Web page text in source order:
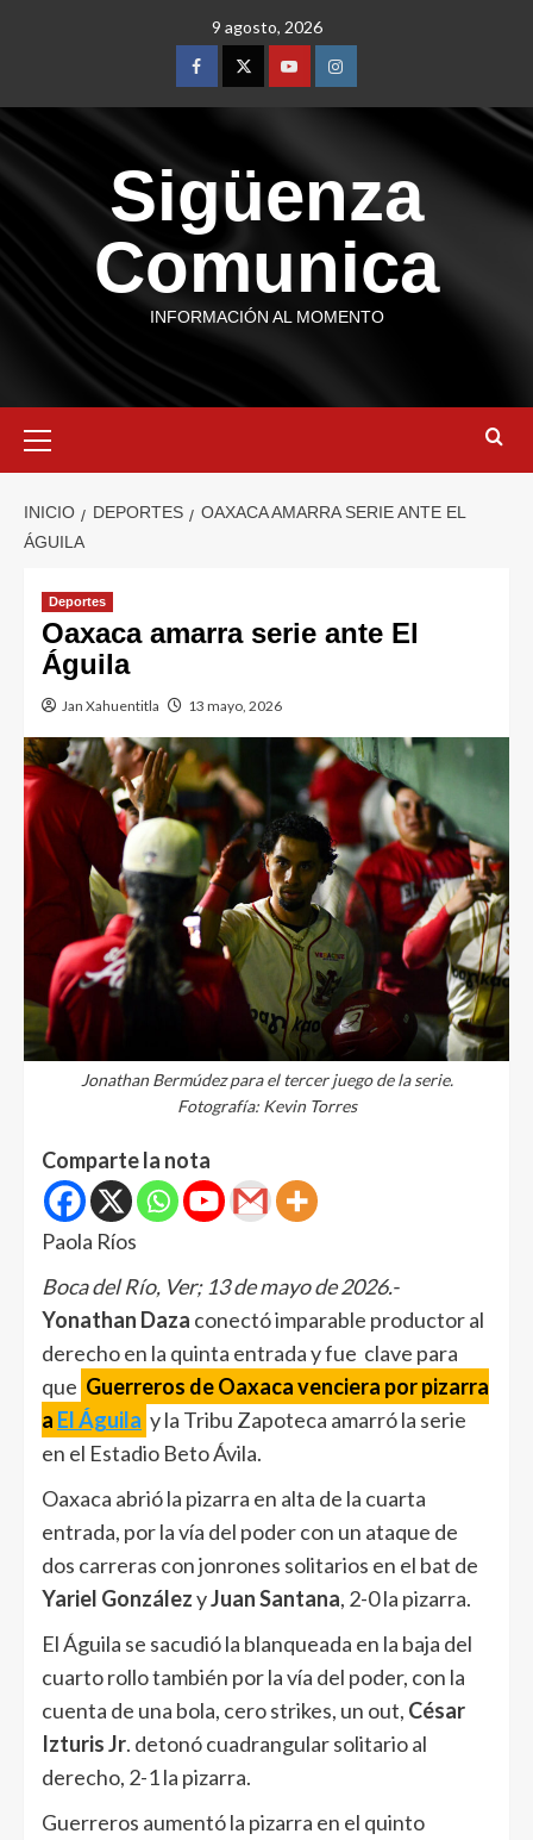
9 agosto, 2026
Sigüenza
Comunica
INFORMACIÓN AL MOMENTO
INICIO DEPORTES
OAXACA AMARRA SERIE ANTE EL
ÁGUILA
Deportes
Oaxaca amarra serie ante El
Águila
Jan Xahuentitla 13 mayo, 2026
Jonathan Bermúdez para el tercer juego de la serie.
Fotografía: Kevin Torres
Comparte la nota
Paola Ríos
Boca del Río, Ver; 13 de mayo de 2026.-
Yonathan Daza conectó imparable productor al
derecho en la quinta entrada y fue clave para
que Guerreros de Oaxaca venciera por pizarra
a El Águila y la Tribu Zapoteca amarró la serie
en el Estadio Beto Ávila.
Oaxaca abrió la pizarra en alta de la cuarta
entrada, por la vía del poder con un ataque de
dos carreras con jonrones solitarios en el bat de
Yariel GonzálezyJuan Santana, 2-0 la pizarra.
El Águila se sacudió la blanqueada en la baja del
cuarto rollo también por la vía del poder, con la
cuenta de una bola, cero strikes, un out, César
Izturis Jr. detonó cuadrangular solitario al
derecho, 2-1 la pizarra.
Guerreros aumentó la pizarra en el quinto